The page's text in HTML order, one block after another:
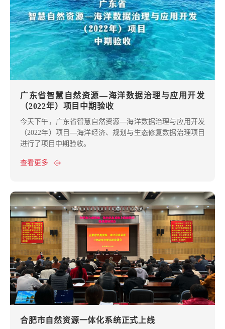
广东省智慧自然资源—海洋数据治理与应用开发
（2022年）项目中期验收
今天下午，广东省智慧自然资源—海洋数据治理与应用开发
（2022年）项目—海洋经济、规划与生态修复数据治理项目
进行了项目中期验收。
查看更多
合肥市自然资源一体化系统正式上线